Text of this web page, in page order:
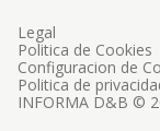
INFORMA D&B ©
Legal
Politica de Cookies
Configuracion de
Politica de